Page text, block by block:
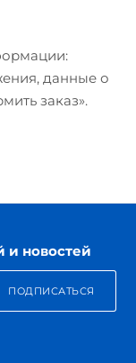
данные о
заказ».
и новостей
ПОДПИСАТЬСЯ